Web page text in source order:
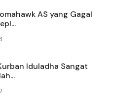
AS yang Gagal
Iduladha Sangat